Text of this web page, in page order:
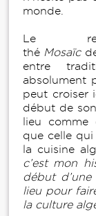
monde.
Le
thé Mosaïc
entre
absolument
peut croiser
début de
lieu comme
que celle qui
la cuisine
c’est mon
début
lieu pour
la culture